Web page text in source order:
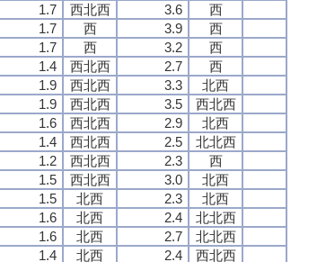
1.7 西北西 3.6
西
1.7 西 3.9
西
1.7 西 3.2
西
1.4 西北西 2.7
西
1.9 西北西 3.3
北西
1.9 西北西 3.5
西北西
1.6 西北西 2.9
北西
1.4 西北西 2.5
北北西
1.2 西北西 2.3
西
1.5 西北西 3.0
北西
1.5 北西 2.3
北西
1.6 北西 2.4
北北西
1.6 北西 2.7
北北西
1.4 北西 2.4
西北西